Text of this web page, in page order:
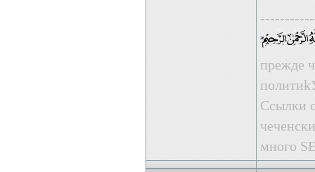
прежде
Ссылки
много